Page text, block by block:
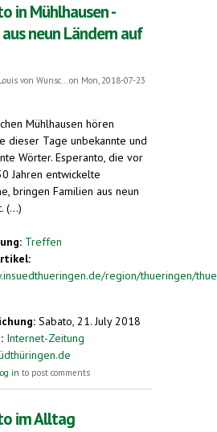
in Mühlhausen -
neun Ländern auf
Louis von Wunsc...on Mon, 2018-07-23
Mühlhausen hören
dieser Tage unbekannte und
Wörter. Esperanto, die vor
Jahren entwickelte
bringen Familien aus neun
(...)
Treffen
region/thueringen/
Sabato, 21. July 2018
Internet-Zeitung
Esperanto in Mühlhausen - Familien
in to post comments
im Alltag